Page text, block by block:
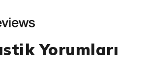
Yorumları